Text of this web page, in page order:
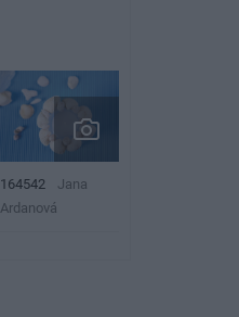
164542
Jana
Ardanová